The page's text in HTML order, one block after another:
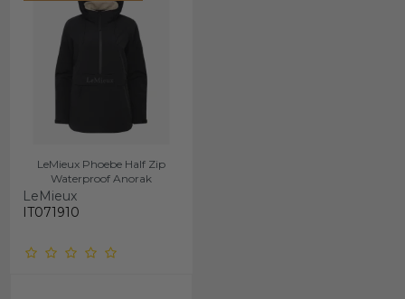
LeMieux Phoebe Half Zip
Waterproof Anorak
LeMieux
IT071910